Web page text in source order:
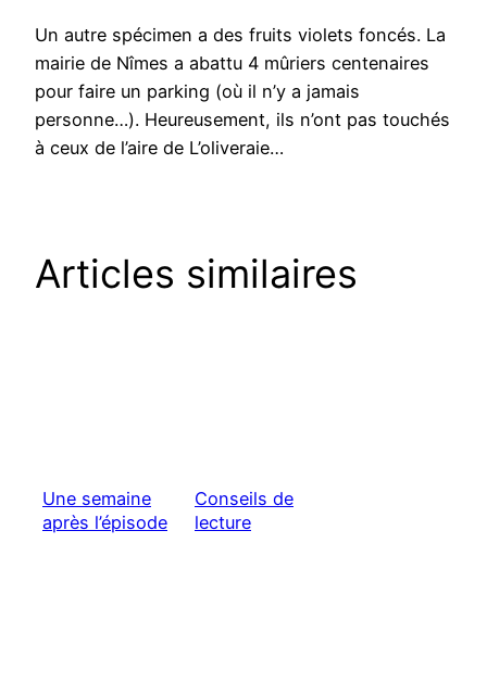
Un autre spécimen a des fruits violets foncés. La
mairie de Nîmes a abattu 4 mûriers centenaires
pour faire un parking (où il n’y a jamais
personne…). Heureusement, ils n’ont pas touchés
à ceux de l’aire de L’oliveraie…
Articles similaires
Une semaine
après l’épisode
Conseils de
lecture